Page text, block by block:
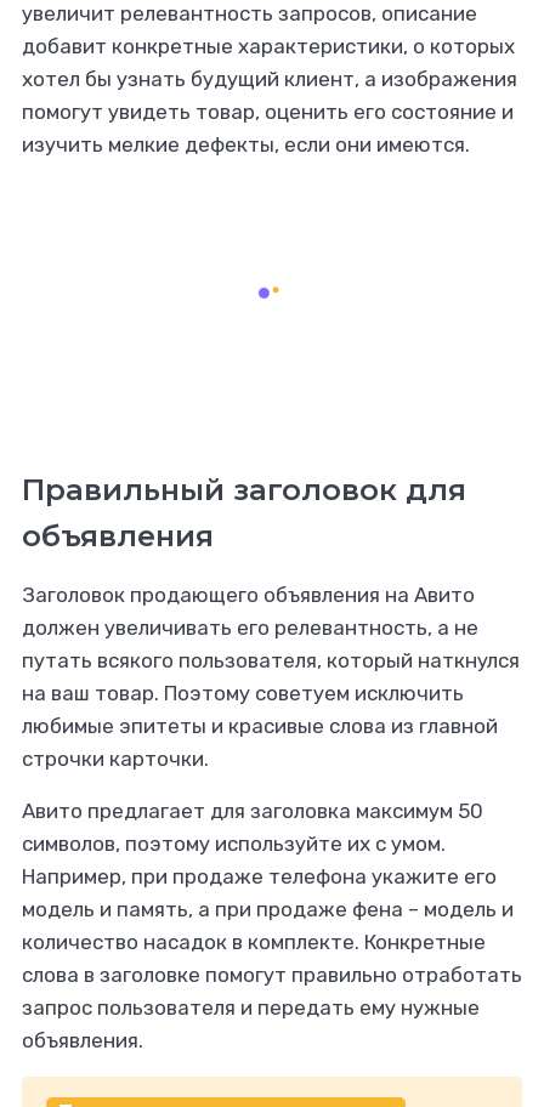
увеличит релевантность запросов, описание
добавит конкретные характеристики, о которых
хотел бы узнать будущий клиент, а изображения
помогут увидеть товар, оценить его состояние и
изучить мелкие дефекты, если они имеются.
Правильный заголовок для
объявления
Заголовок продающего объявления на Авито
должен увеличивать его релевантность, а не
путать всякого пользователя, который наткнулся
на ваш товар. Поэтому советуем исключить
любимые эпитеты и красивые слова из главной
строчки карточки.
Авито предлагает для заголовка максимум 50
символов, поэтому используйте их с умом.
Например, при продаже телефона укажите его
модель и память, а при продаже фена – модель и
количество насадок в комплекте. Конкретные
слова в заголовке помогут правильно отработать
запрос пользователя и передать ему нужные
объявления.